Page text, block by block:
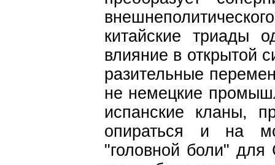
китайские триады
влияние в открытой
разительные
не немецкие
испанские кланы,
опираться и на
"головной боли"